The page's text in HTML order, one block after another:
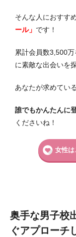
そんな人におすす
ール」 です！
累計会員数3,500
に素敵な出会いを
あなたが求めてい
誰でもかんたんに
くださいね！
女性は
奥手な男子校
ぐアプローチ